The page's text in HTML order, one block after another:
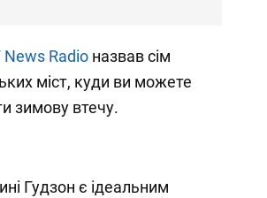
News Radioназвав сім
міст, куди ви можете
зимову втечу.
Гудзон є ідеальним